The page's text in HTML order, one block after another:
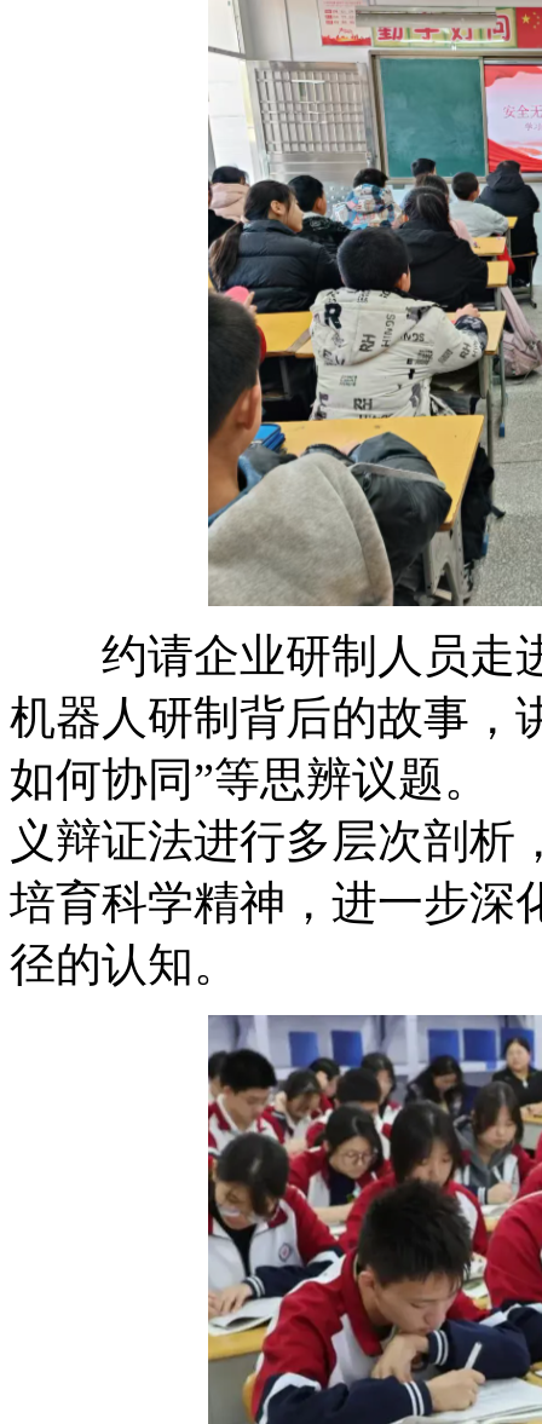
约请企业研制人员走进
机器人研制背后的故事
如何协同”等思辨议题
义辩证法进行多层次剖析
培育科学精神，进一步
径的认知。